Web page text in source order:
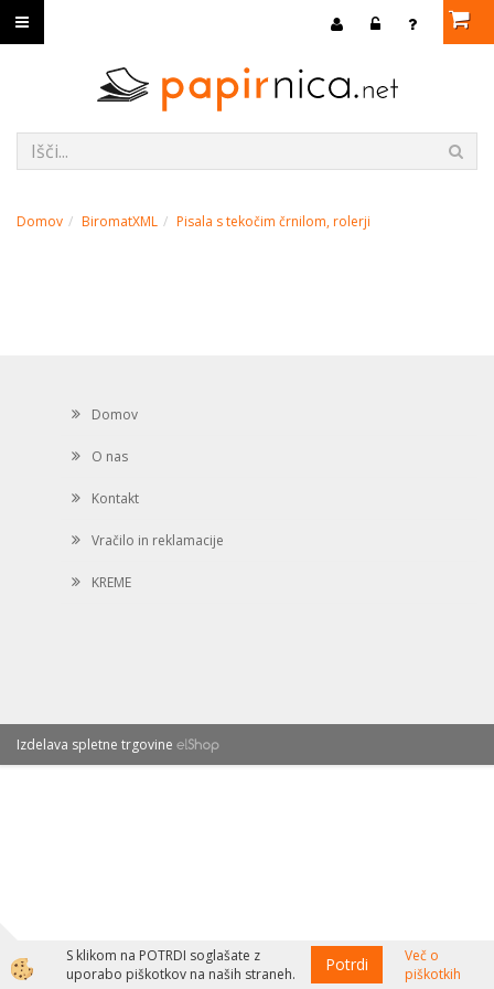
Domov BiromatXML Pisala s tekočim črnilom, rolerji
Domov
O nas
Kontakt
Vračilo in reklamacije
KREME
Izdelava spletne trgovine
S klikom na POTRDI soglašate z
uporabo piškotkov na naših straneh.
Potrdi
Več o
piškotkih